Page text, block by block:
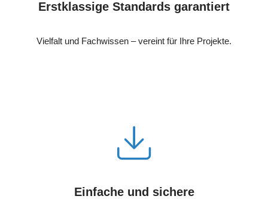
Erstklassige Standards garantiert
Vielfalt und Fachwissen – vereint für Ihre Projekte.
Einfache und sichere